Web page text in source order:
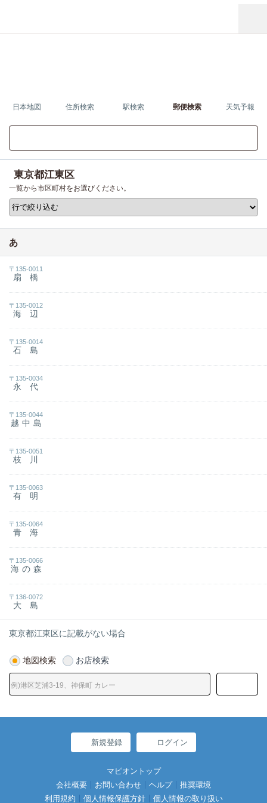
日本地図 住所検索 駅検索 郵便検索 天気予報
東京都江東区
一覧から市区町村をお選びください。
あ
扇橋
〒135-0011
海辺
〒135-0012
石島
〒135-0014
永代
〒135-0034
越中島
〒135-0044
枝川
〒135-0051
有明
〒135-0063
青海
〒135-0064
海の森
〒135-0066
大島
〒136-0072
東京都江東区に記載がない場合
地図検索 お店検索
新規登録 ログイン
マピオントップ
会社概要
お問い合わせ ヘルプ
推奨環境
利用規約
個人情報保護方針 個人情報の取り扱い